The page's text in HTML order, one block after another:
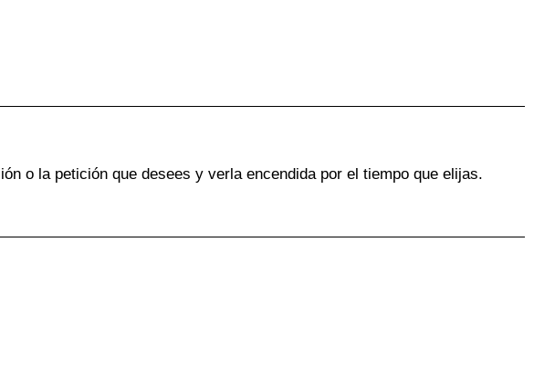
o la petición que desees y verla encendida por el tiempo que elijas.